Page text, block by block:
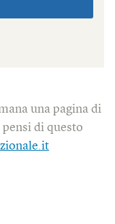
una pagina di
di questo